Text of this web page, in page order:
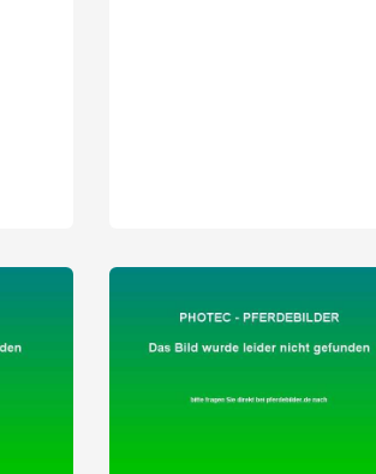
zeige alle 2 Fotos